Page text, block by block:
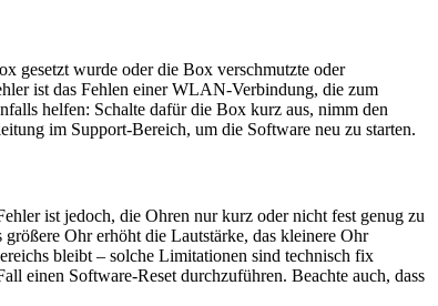
gesetzt wurde oder die Box verschmutzte oder
ist das Fehlen einer WLAN-Verbindung, die zum
helfen: Schalte dafür die Box kurz aus, nimm den
im Support-Bereich, um die Software neu zu starten.
ist jedoch, die Ohren nur kurz oder nicht fest genug zu
Ohr erhöht die Lautstärke, das kleinere Ohr
bleibt – solche Limitationen sind technisch fix
einen Software-Reset durchzuführen. Beachte auch, dass